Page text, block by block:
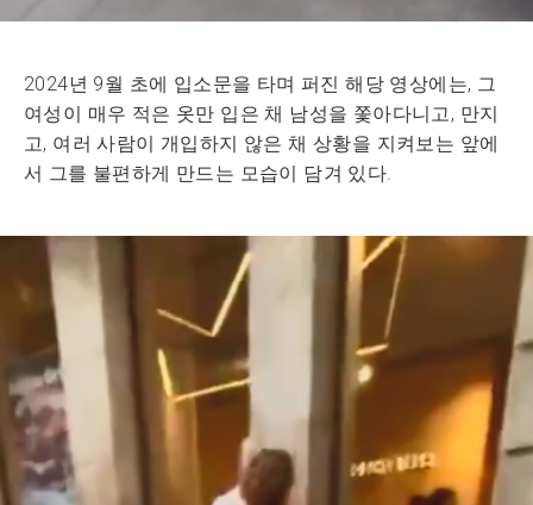
2024년 9월 초에 입소문을 타며 퍼진 해당 영상에는, 그
여성이 매우 적은 옷만 입은 채 남성을 쫓아다니고, 만지
고, 여러 사람이 개입하지 않은 채 상황을 지켜보는 앞에
서 그를 불편하게 만드는 모습이 담겨 있다.